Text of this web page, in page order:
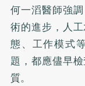
何一滔醫師強
術的進步，人
態、工作模式
題，都應儘早
質。